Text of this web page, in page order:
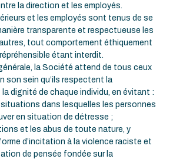
la direction et les employés.
et les employés sont tenus de se
transparente et respectueuse les
tout comportement éthiquement
étant interdit.
générale, la Société attend de tous ceux
son sein qu’ils respectent la
dignité de chaque individu, en évitant :
situations dans lesquelles les personnes
en situation de détresse ;
et les abus de toute nature, y
d’incitation à la violence raciste et
de pensée fondée sur la